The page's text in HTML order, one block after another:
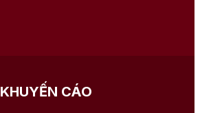
KHUYẾN CÁO